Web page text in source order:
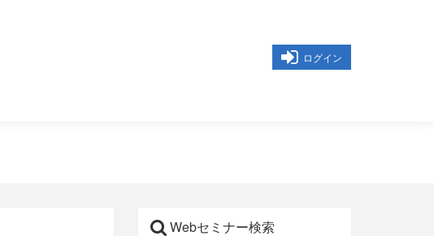
ログイン
Webセミナー検索